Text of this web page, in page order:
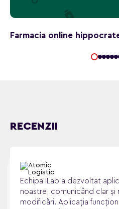
Farmacia online
RECENZII
Echipa ILab a dezvoltat
noastre, comunicând clar și
modificări. Aplicația